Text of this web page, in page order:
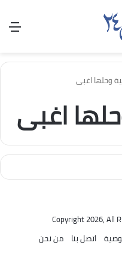
وحلها اغبى
اغبى
اتصل بنا من نحن